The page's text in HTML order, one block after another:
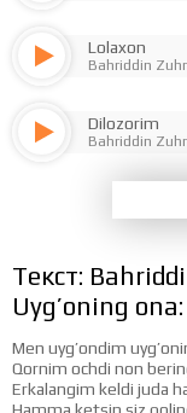
Lolaxon
Bahriddin
Dilozorim
Bahriddin
Текст:
Uyg’oning ona:
Men uyg’ondim
Qornim ochdi non
Erkalangim keldi juda